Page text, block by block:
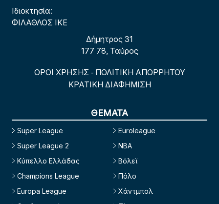
Ιδιοκτησία:
ΦΙΛΑΘΛΟΣ ΙΚΕ
Δήμητρος 31
177 78, Ταύρος
ΟΡΟΙ ΧΡΗΣΗΣ - ΠΟΛΙΤΙΚΗ ΑΠΟΡΡΗΤΟΥ
ΚΡΑΤΙΚΗ ΔΙΑΦΗΜΙΣΗ
ΘΕΜΑΤΑ
Super League
Super League 2
Κύπελλο Ελλάδας
Champions League
Europa League
Euroleague
NBA
Βόλεϊ
Πόλο
Χάντμπολ